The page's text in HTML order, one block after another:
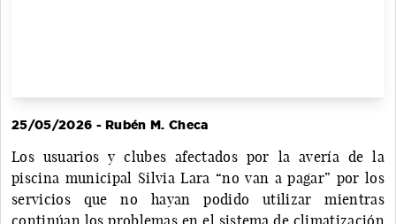
25/05/2026 - Rubén M. Checa
Los usuarios y clubes afectados por la avería de la
piscina municipal Silvia Lara “no van a pagar” por los
servicios que no hayan podido utilizar mientras
continúan los problemas en el sistema de climatización